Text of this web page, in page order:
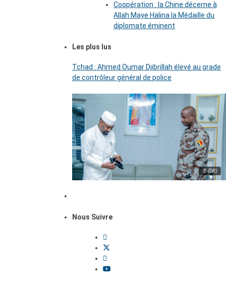
Coopération : la Chine décerne à
Allah Maye Halina la Médaille du
diplomate éminent
Les plus lus
Tchad : Ahmed Oumar Djibrillah élevé au grade
de contrôleur général de police
© (DR)
Nous Suivre